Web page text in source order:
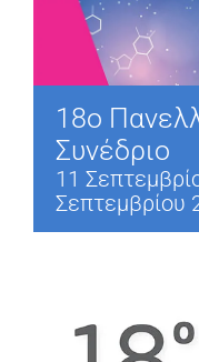
18ο
Συνέδριο
11
Σεπτεμβρίου